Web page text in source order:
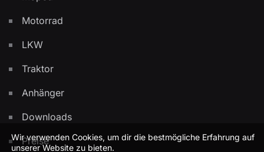
Motorrad
LKW
Traktor
Anhänger
Downloads
Preise
Wir verwenden Cookies, um dir die bestmögliche Erfahrung auf
unserer Website zu bieten.